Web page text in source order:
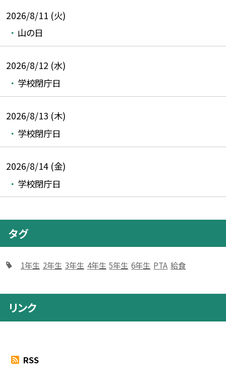
2026/8/11 (火)
山の日
2026/8/12 (水)
学校閉庁日
2026/8/13 (木)
学校閉庁日
2026/8/14 (金)
学校閉庁日
タグ
1年生 2年生 3年生 4年生 5年生 6年生 PTA 給食
リンク
RSS